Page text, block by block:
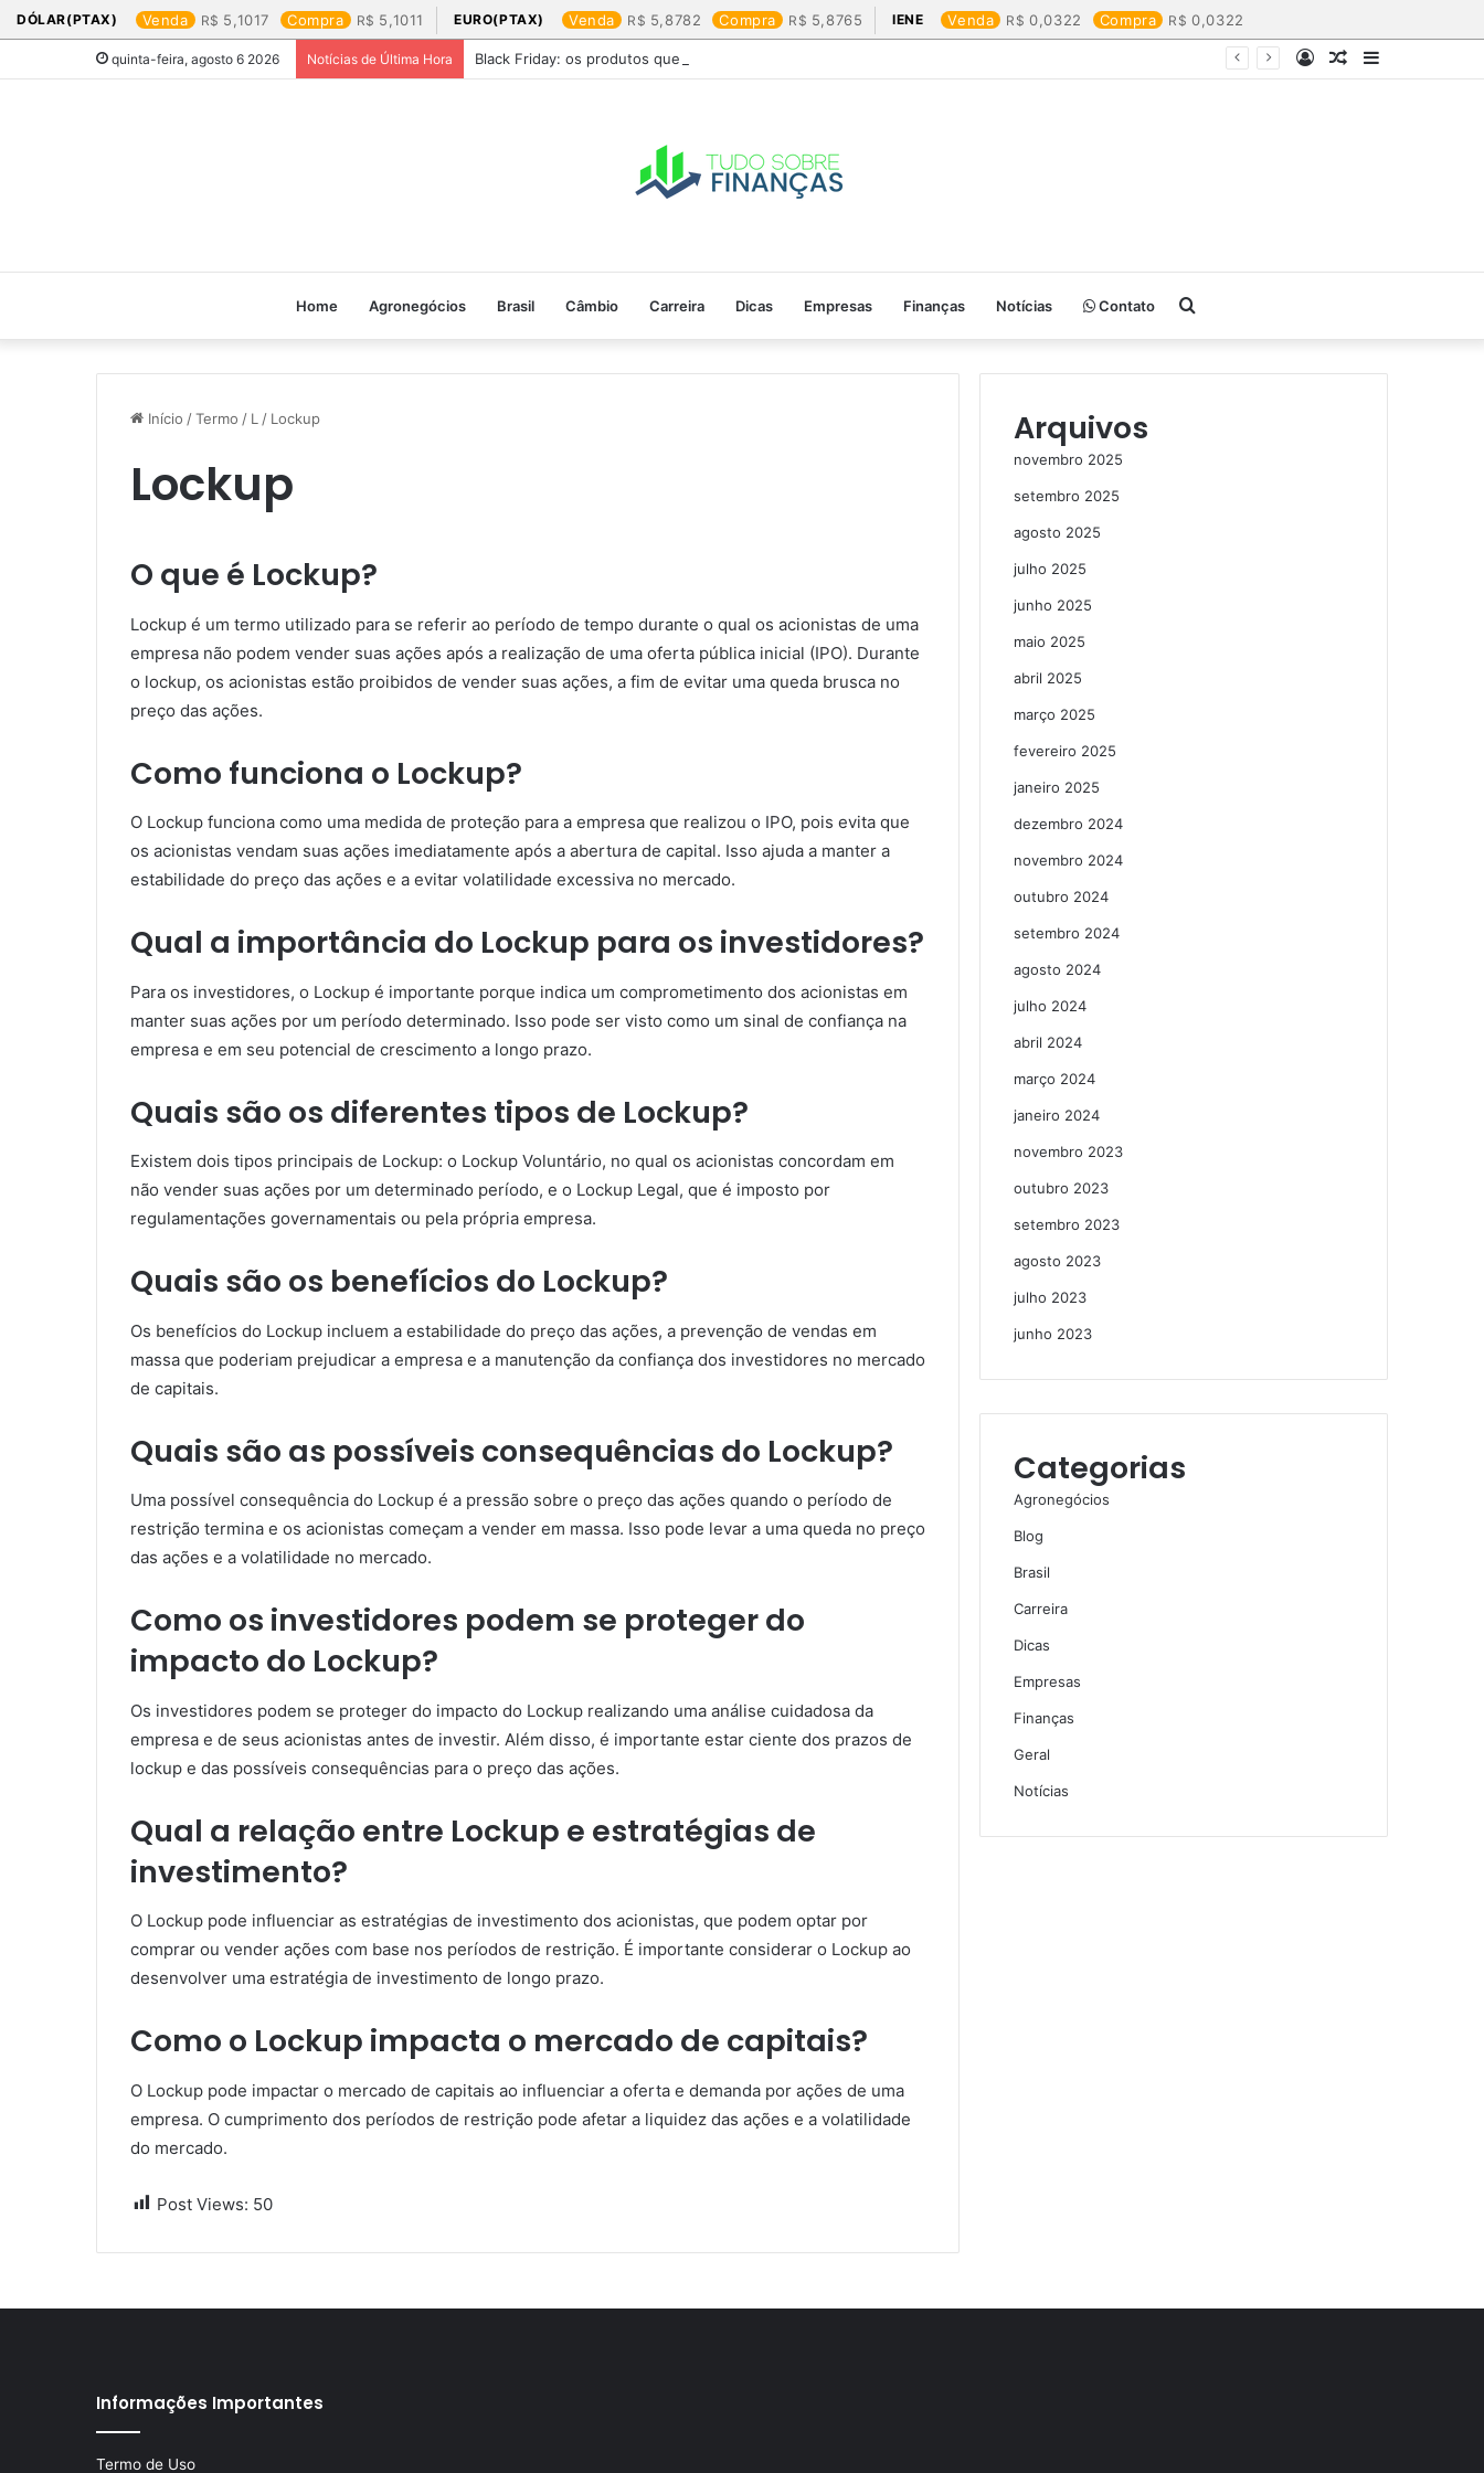
DÓLAR(PTAX) Venda 5,1017 Compra 5,1011 EURO(PTAX) Venda 5,8782 Compra 5,8765 IENE Venda 0,0322 Compra 0,0322
quinta-feira, agosto 6 2026 Notícias de Última Hora Black Friday: os produtos que mais valem a pena
Barra
Artigo
Entrar
Home Agronegócios Brasil Câmbio Carreira Dicas Empresas Finanças Notícias Contato Procurar
por
Início /Termo / L / Lockup
Lockup
O que é Lockup?
Lockup é um termo utilizado para se referir ao período de tempo durante o qual os acionistas de uma
empresa não podem vender suas ações após a realização de uma oferta pública inicial (IPO). Durante
o lockup, os acionistas estão proibidos de vender suas ações, a fim de evitar uma queda brusca no
preço das ações.
Como funciona o Lockup?
O Lockup funciona como uma medida de proteção para a empresa que realizou o IPO, pois evita que
os acionistas vendam suas ações imediatamente após a abertura de capital. Isso ajuda a manter a
estabilidade do preço das ações e a evitar volatilidade excessiva no mercado.
Qual a importância do Lockup para os investidores?
Para os investidores, o Lockup é importante porque indica um comprometimento dos acionistas em
manter suas ações por um período determinado. Isso pode ser visto como um sinal de confiança na
empresa e em seu potencial de crescimento a longo prazo.
Quais são os diferentes tipos de Lockup?
Existem dois tipos principais de Lockup: o Lockup Voluntário, no qual os acionistas concordam em
não vender suas ações por um determinado período, e o Lockup Legal, que é imposto por
regulamentações governamentais ou pela própria empresa.
Quais são os benefícios do Lockup?
Os benefícios do Lockup incluem a estabilidade do preço das ações, a prevenção de vendas em
massa que poderiam prejudicar a empresa e a manutenção da confiança dos investidores no mercado
de capitais.
Quais são as possíveis consequências do Lockup?
Uma possível consequência do Lockup é a pressão sobre o preço das ações quando o período de
restrição termina e os acionistas começam a vender em massa. Isso pode levar a uma queda no preço
das ações e a volatilidade no mercado.
Como os investidores podem se proteger do
impacto do Lockup?
Os investidores podem se proteger do impacto do Lockup realizando uma análise cuidadosa da
empresa e de seus acionistas antes de investir. Além disso, é importante estar ciente dos prazos de
lockup e das possíveis consequências para o preço das ações.
Qual a relação entre Lockup e estratégias de
investimento?
O Lockup pode influenciar as estratégias de investimento dos acionistas, que podem optar por
comprar ou vender ações com base nos períodos de restrição. É importante considerar o Lockup ao
desenvolver uma estratégia de investimento de longo prazo.
Como o Lockup impacta o mercado de capitais?
O Lockup pode impactar o mercado de capitais ao influenciar a oferta e demanda por ações de uma
empresa. O cumprimento dos períodos de restrição pode afetar a liquidez das ações e a volatilidade
do mercado.
Post Views: 50
Arquivos
novembro 2025
setembro 2025
agosto 2025
julho 2025
junho 2025
maio 2025
abril 2025
março 2025
fevereiro 2025
janeiro 2025
dezembro 2024
novembro 2024
outubro 2024
setembro 2024
agosto 2024
julho 2024
abril 2024
março 2024
janeiro 2024
novembro 2023
outubro 2023
setembro 2023
agosto 2023
julho 2023
junho 2023
Categorias
Agronegócios
Blog
Brasil
Carreira
Dicas
Empresas
Finanças
Geral
Notícias
Informações Importantes
Termo de Uso